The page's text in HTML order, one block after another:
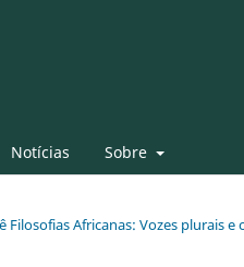
Notícias Sobre
Filosofias Africanas: Vozes plurais